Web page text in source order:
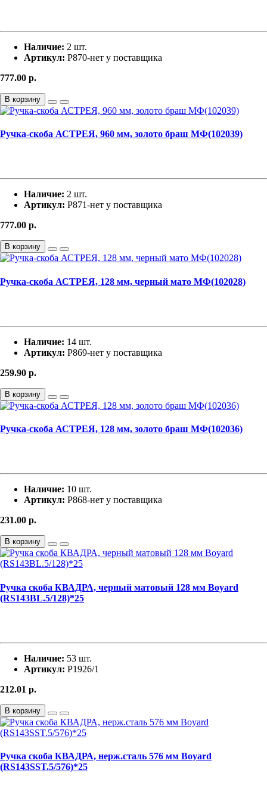
Наличие: 2 шт.
Артикул: Р870-нет у поставщика
777.00 р.
В корзину
Ручка-скоба АСТРЕЯ, 960 мм, золото браш МФ(102039)
Наличие: 2 шт.
Артикул: Р871-нет у поставщика
777.00 р.
В корзину
Ручка-скоба АСТРЕЯ, 128 мм, черный мато МФ(102028)
Наличие: 14 шт.
Артикул: Р869-нет у поставщика
259.90 р.
В корзину
Ручка-скоба АСТРЕЯ, 128 мм, золото браш МФ(102036)
Наличие: 10 шт.
Артикул: Р868-нет у поставщика
231.00 р.
В корзину
Ручка скоба КВАДРА, черный матовый 128 мм Boyard
(RS143BL.5/128)*25
Наличие: 53 шт.
Артикул: Р1926/1
212.01 р.
В корзину
Ручка скоба КВАДРА, нерж.сталь 576 мм Boyard
(RS143SST.5/576)*25